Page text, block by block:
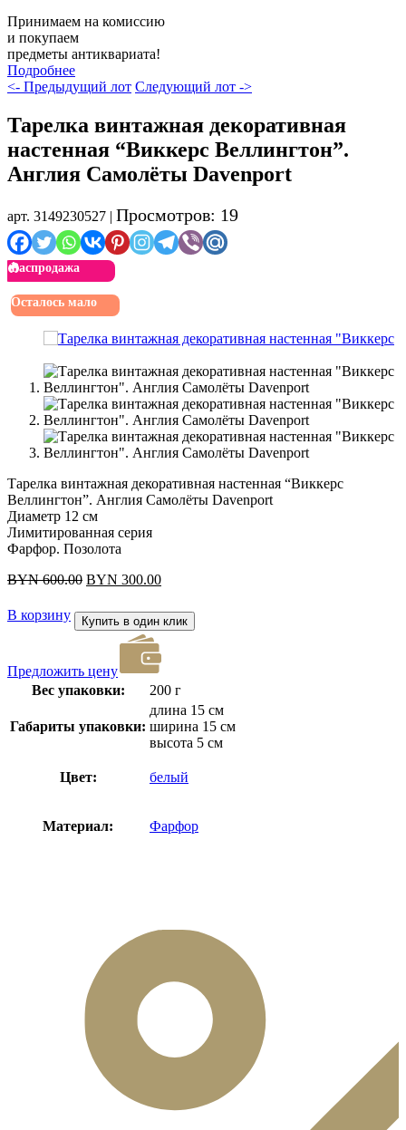
Принимаем на комиссию
и покупаем
предметы антиквариата!
Подробнее
<- Предыдущий лот Следующий лот ->
Тарелка винтажная декоративная
настенная “Виккерс Веллингтон”.
Англия Самолёты Davenport
арт. 3149230527 | Просмотров: 19
Распродажа
Осталось мало
Тарелка винтажная декоративная настенная “Виккерс
Веллингтон”. Англия Самолёты Davenport
Диаметр 12 см
Лимитированная серия
Фарфор. Позолота
BYN600.00 Первоначальная
составляла
BYN 600.00.
BYN 300.00Текущая
BYN 300.00.
В корзину Купить в один клик
Предложить цену
Вес упаковки:
200 г
Габариты упаковки:
длина 15 см
ширина 15 см
высота 5 см
Цвет: белый
Материал: Фарфор